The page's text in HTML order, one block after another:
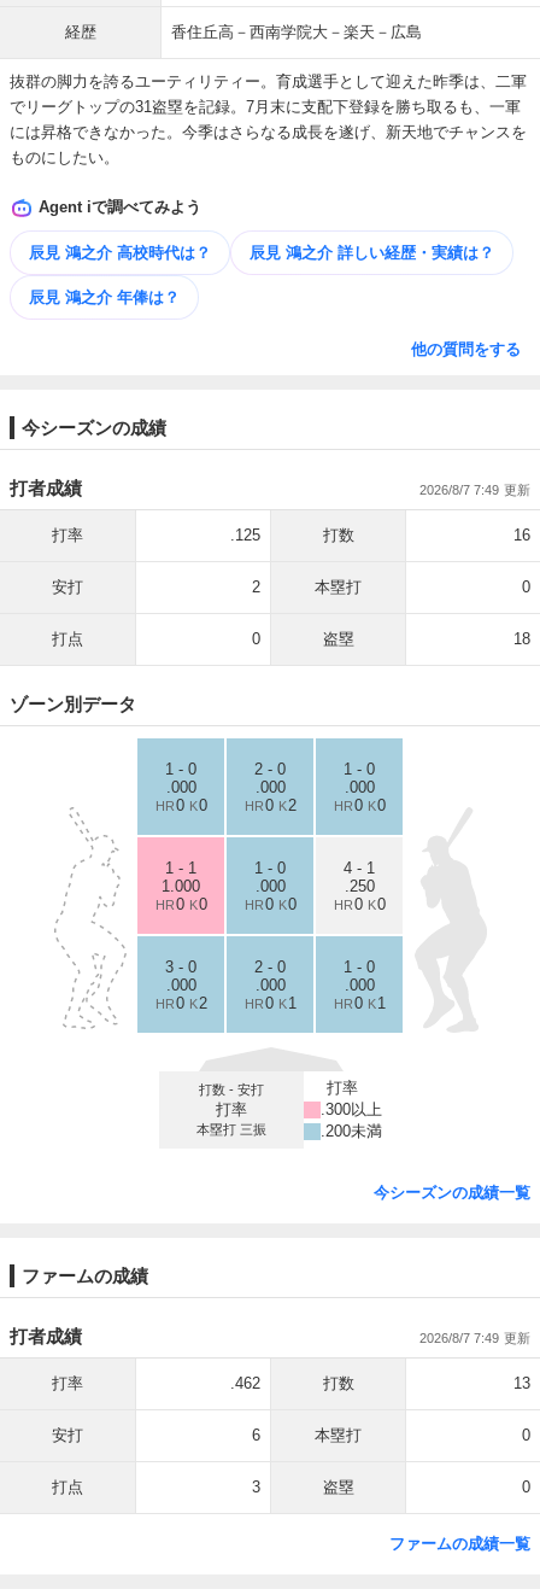
経歴 香住丘高－西南学院大－楽天－広島
抜群の脚力を誇るユーティリティー。育成選手として迎えた昨季は、二軍
でリーグトップの31盗塁を記録。7月末に支配下登録を勝ち取るも、一軍
には昇格できなかった。今季はさらなる成長を遂げ、新天地でチャンスを
ものにしたい。
Agent iで調べてみよう
辰見 鴻之介 高校時代は？ 辰見 鴻之介 詳しい​経歴・​実績は？
辰見 鴻之介 年俸は？
他の質問をする
今シーズンの成績
打者成績 2026/8/7 7:49
打率 .125 打数 16
安打 2 本塁打 0
打点 0 盗塁 18
ゾーン別データ
1 - 0
.000
HR0 K0
2 - 0
.000
HR0 K 2
1 - 0
.000
HR0 K0
1 - 1
1.000
HR0 K0
1 - 0
.000
HR0 K0
4 - 1
.250
HR0 K0
3 - 0
.000
HR0 K 2
2 - 0
.000
HR0 K 1
1 - 0
.000
HR0 K 1
打数 - 安打
打率
本塁打 三振
打率
.300以上
.200未満
今シーズンの成績一覧
ファームの成績
打者成績 2026/8/7 7:49
打率 .462 打数 13
安打 6 本塁打 0
打点 3 盗塁 0
ファームの成績一覧